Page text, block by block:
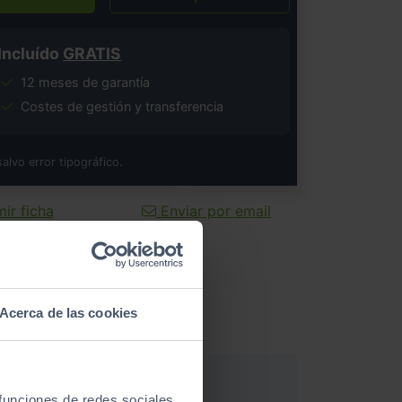
Acerca de las cookies
GRATIS
12 meses de garantía
Costes de gestión y transferencia
error tipográfico.
ficha Enviar por email